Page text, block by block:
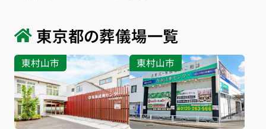
東京都の葬儀場一覧
東村山市 東村山市